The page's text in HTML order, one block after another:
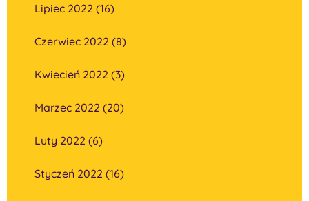
Lipiec 2022 (16)
Czerwiec 2022 (8)
Kwiecień 2022 (3)
Marzec 2022 (20)
Luty 2022 (6)
Styczeń 2022 (16)